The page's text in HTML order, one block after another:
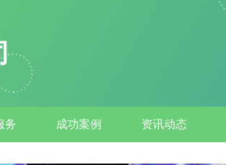
务 成功案例 资讯动态